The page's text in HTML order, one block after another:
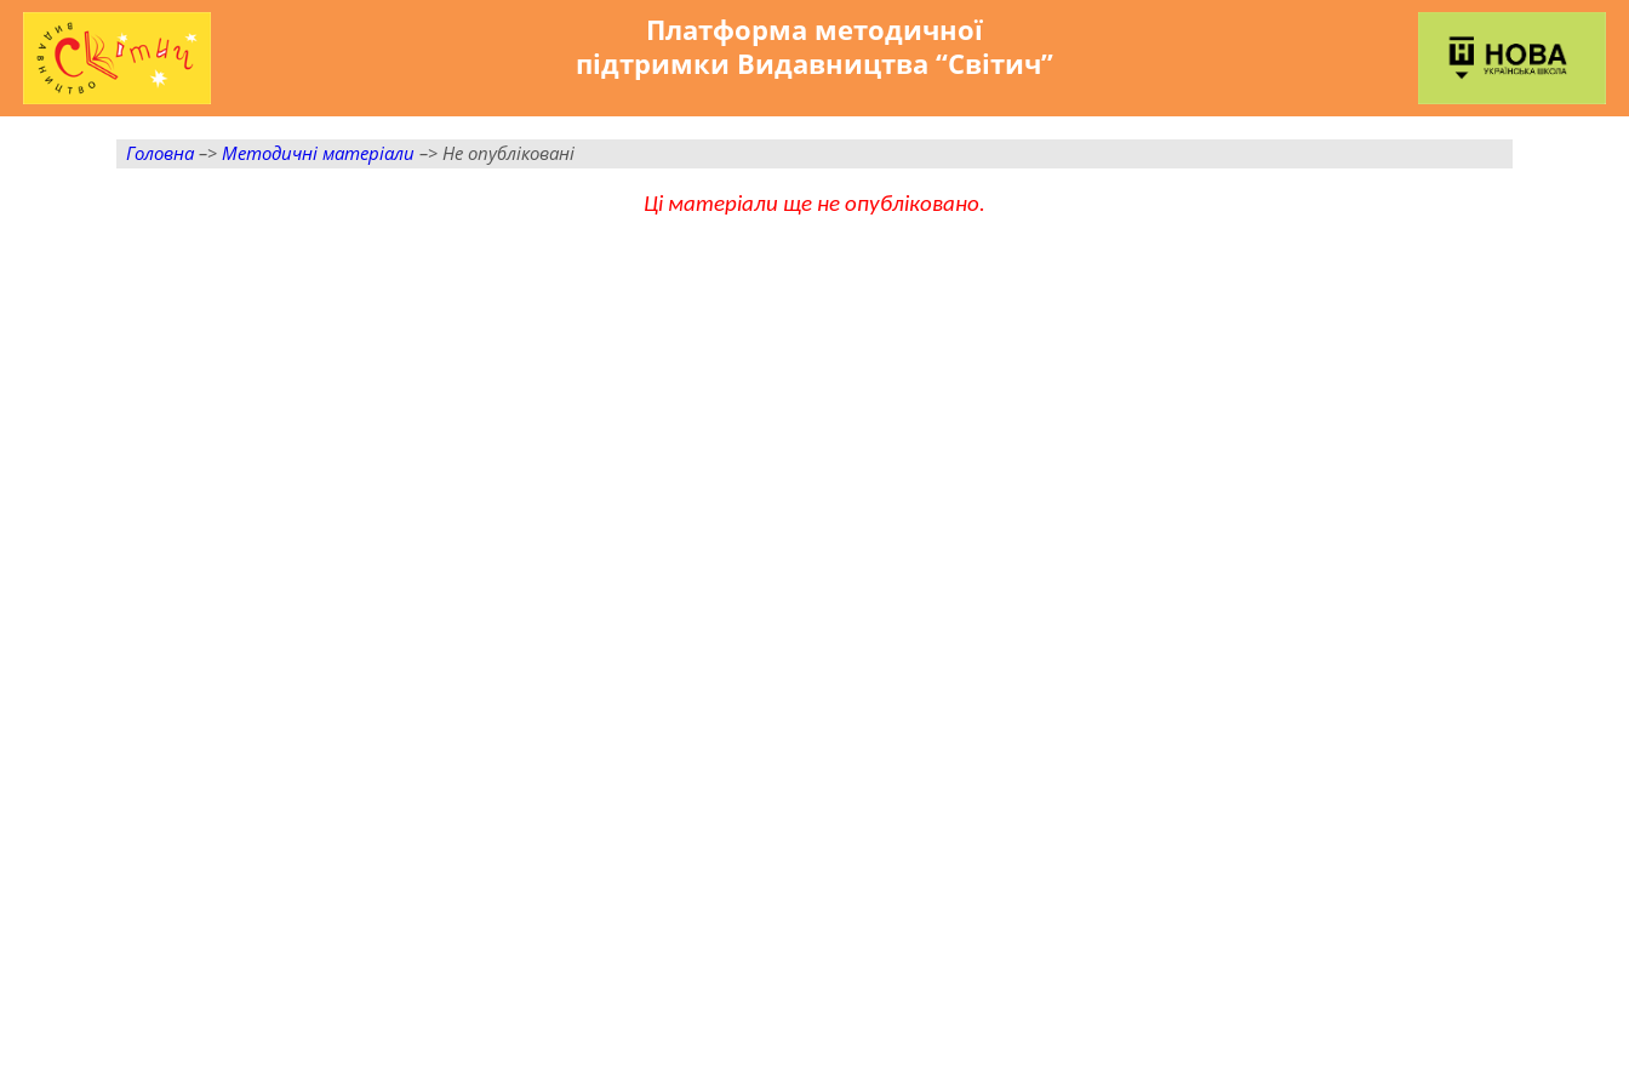
Платформа методичної
підтримки Видавництва “Світич”
Головна–>Методичні матеріали –> Не опубліковані
Ці матеріали ще не опубліковано.